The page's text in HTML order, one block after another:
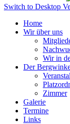
Switch to Desktop
Home
Wir über uns
Wir in
Der
Zimmer
Galerie
Termine
Links